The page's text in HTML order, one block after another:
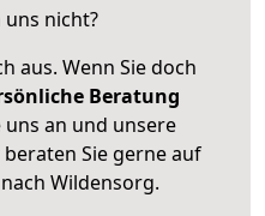
uns nicht?
aus. Wenn Sie doch
Beratung
an und unsere
Sie gerne auf
Wildensorg.